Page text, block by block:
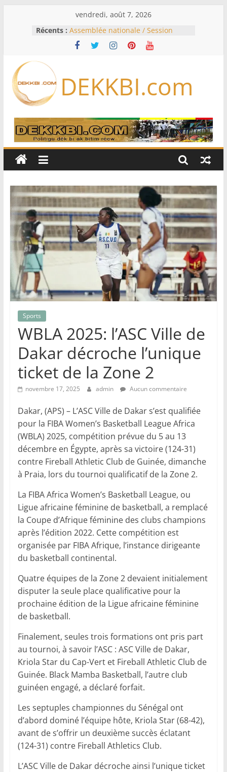
vendredi, août 7, 2026
Récents : Assemblée nationale / Session
extraordinaire: Six commissions
d’enquête à l’ordre du jour ce lundi
Bénin: Patrice Talon élu président
du Sénat, moins de trois mois
Pakistan et la Turquie signent un
accord de défense
RD Congo: Kinshasa interdit les
exportations de cuivre et de cobalt
production
DEKKBI.com
Sports
WBLA 2025: l’ASC Ville de
Dakar décroche l’unique
ticket de la Zone 2
novembre 17, 2025 admin Aucun commentaire
Dakar, (APS) – L’ASC Ville de Dakar s’est qualifiée
pour la FIBA Women’s Basketball League Africa
(WBLA) 2025, compétition prévue du 5 au 13
décembre en Égypte, après sa victoire (124-31)
contre Fireball Athletic Club de Guinée, dimanche
à Praia, lors du tournoi qualificatif de la Zone 2.
La FIBA Africa Women’s Basketball League, ou
Ligue africaine féminine de basketball, a remplacé
la Coupe d’Afrique féminine des clubs champions
après l’édition 2022. Cette compétition est
organisée par FIBA Afrique, l’instance dirigeante
du basketball continental.
‎Quatre équipes de la Zone 2 devaient initialement
disputer la seule place qualificative pour la
prochaine édition de la Ligue africaine féminine
de basketball.
Finalement, seules trois formations ont pris part
au tournoi, à savoir l’ASC : ASC Ville de Dakar,
Kriola Star du Cap-Vert et Fireball Athletic Club de
Guinée. Black Mamba Basketball, l’autre club
guinéen engagé, a déclaré forfait.
‎Les septuples championnes du Sénégal ont
d’abord dominé l’équipe hôte, Kriola Star (68-42),
avant de s’offrir un deuxième succès éclatant
(124-31) contre Fireball Athletics Club.
‎L’ASC Ville de Dakar décroche ainsi l’unique ticket